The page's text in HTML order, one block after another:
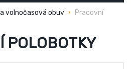
volnočasová obuv
Pracovní
POLOBOTKY